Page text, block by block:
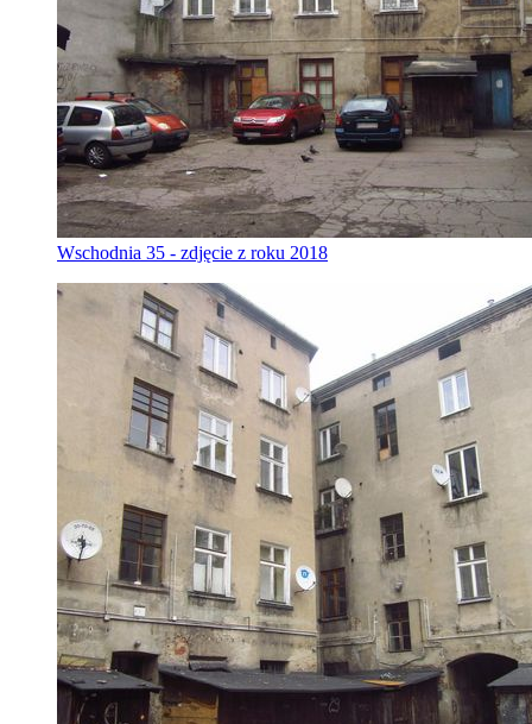
Wschodnia 35 - zdjęcie z roku 2018